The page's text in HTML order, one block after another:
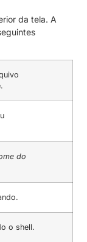
da tela. A
do
o shell.